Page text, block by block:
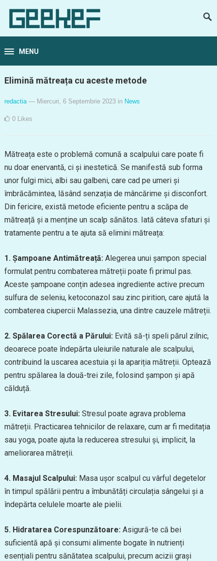
MENU
Elimină mătreața cu aceste metode
redactia — Miercuri, 6 Septembrie 2023 in News
0 Likes
Mătreața este o problemă comună a scalpului care poate fi
nu doar enervantă, ci și inestetică. Se manifestă sub forma
unor fulgi mici, albi sau galbeni, care cad pe umeri și
îmbrăcămintea, lăsând senzația de mâncărime și disconfort.
Din fericire, există metode eficiente pentru a scăpa de
mătreață și a menține un scalp sănătos. Iată câteva sfaturi și
tratamente pentru a te ajuta să elimini mătreața:
1. Șampoane Antimătreață: Alegerea unui șampon special
formulat pentru combaterea mătreții poate fi primul pas.
Aceste șampoane conțin adesea ingrediente active precum
sulfura de seleniu, ketoconazol sau zinc pirition, care ajută la
combaterea ciupercii Malassezia, una dintre cauzele mătreții.
2. Spălarea Corectă a Părului: Evită să-ți speli părul zilnic,
deoarece poate îndepărta uleiurile naturale ale scalpului,
contribuind la uscarea acestuia și la apariția mătreții. Optează
pentru spălarea la două-trei zile, folosind șampon și apă
călduță.
3. Evitarea Stresului: Stresul poate agrava problema
mătreții. Practicarea tehnicilor de relaxare, cum ar fi meditația
sau yoga, poate ajuta la reducerea stresului și, implicit, la
ameliorarea mătreții.
4. Masajul Scalpului: Masa ușor scalpul cu vârful degetelor
în timpul spălării pentru a îmbunătăți circulația sângelui și a
îndepărta celulele moarte ale pielii.
5. Hidratarea Corespunzătoare: Asigură-te că bei
suficientă apă și consumi alimente bogate în nutrienți
esențiali pentru sănătatea scalpului, precum acizii grași